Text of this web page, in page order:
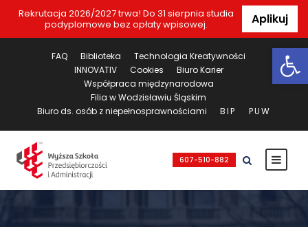
Rekrutacja 2026/2027 trwa! Do 31 sierpnia studia
podyplomowe bez opłaty wpisowej.
Aplikuj
FAQ Biblioteka
Technologia Kreatywności
INNOVATIV
Cookies
Biuro Karier
Współpraca międzynarodowa
Filia w Wodzisławiu Śląskim
Biuro ds. osób z niepełnosprawnościami
BIP PUW
607-510-882